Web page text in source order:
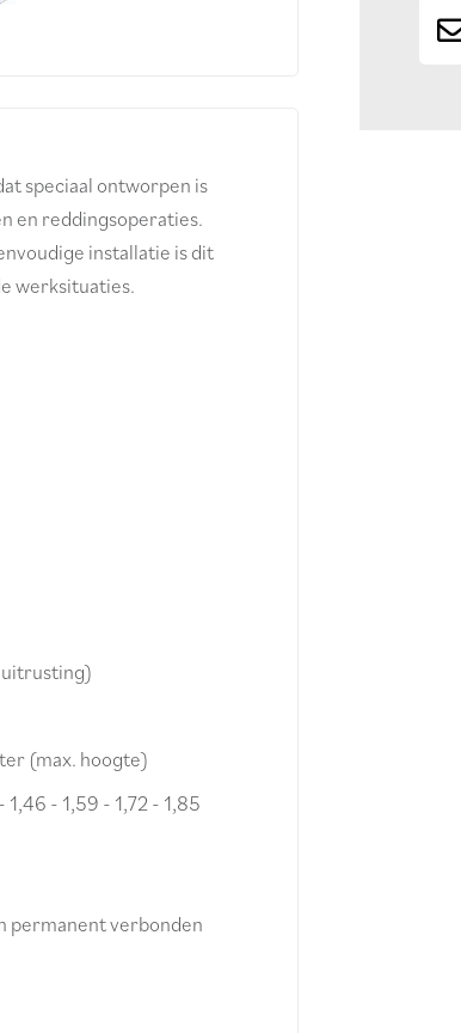
speciaal ontworpen is
en reddingsoperaties.
installatie is dit
werksituaties.
uitrusting)
(max. hoogte)
- 1,59 - 1,72 - 1,85
permanent verbonden